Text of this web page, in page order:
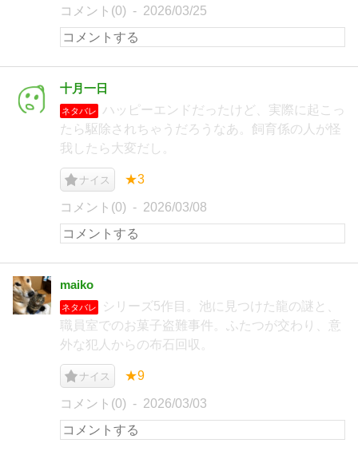
コメント(0) 2026/03/25
十月一日
ネタバレ
ハッピーエンドだったけど、実際に起こっ
たら駆除されちゃうだろうなあ。飼育係の人が怪
我したら大変だし。
ナイス ★3
コメント(0) 2026/03/08
maiko
ネタバレ
シリーズ5作目。池に見つけた龍の謎と、
職員室でのお菓子盗難事件。ふたつが交わり、意
外な犯人からの布石回収。
ナイス ★9
コメント(0) 2026/03/03